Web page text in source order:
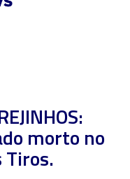
morto no
Tiros.